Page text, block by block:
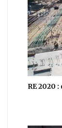
RE 2020